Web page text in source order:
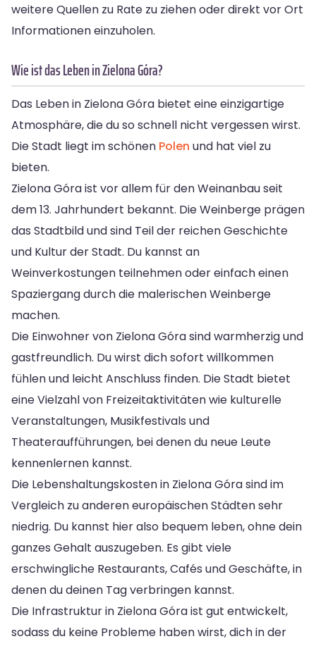
weitere Quellen zu Rate zu ziehen oder direkt vor Ort
Informationen einzuholen.
Wie ist das Leben in Zielona Góra?
Das Leben in Zielona Góra bietet eine einzigartige
Atmosphäre, die du so schnell nicht vergessen wirst.
Die Stadt liegt im schönen Polen und hat viel zu
bieten.
Zielona Góra ist vor allem für den Weinanbau seit
dem 13. Jahrhundert bekannt. Die Weinberge prägen
das Stadtbild und sind Teil der reichen Geschichte
und Kultur der Stadt. Du kannst an
Weinverkostungen teilnehmen oder einfach einen
Spaziergang durch die malerischen Weinberge
machen.
Die Einwohner von Zielona Góra sind warmherzig und
gastfreundlich. Du wirst dich sofort willkommen
fühlen und leicht Anschluss finden. Die Stadt bietet
eine Vielzahl von Freizeitaktivitäten wie kulturelle
Veranstaltungen, Musikfestivals und
Theateraufführungen, bei denen du neue Leute
kennenlernen kannst.
Die Lebenshaltungskosten in Zielona Góra sind im
Vergleich zu anderen europäischen Städten sehr
niedrig. Du kannst hier also bequem leben, ohne dein
ganzes Gehalt auszugeben. Es gibt viele
erschwingliche Restaurants, Cafés und Geschäfte, in
denen du deinen Tag verbringen kannst.
Die Infrastruktur in Zielona Góra ist gut entwickelt,
sodass du keine Probleme haben wirst, dich in der